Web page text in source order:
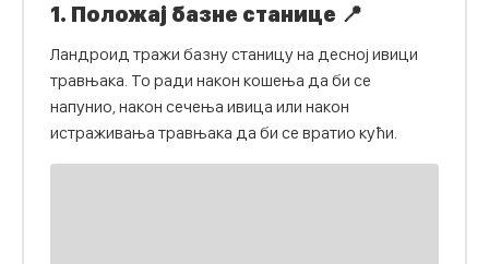
1. Положај базне станице 📍
Ландроид тражи базну станицу на десној ивици
травњака. То ради након кошења да би се
напунио, након сечења ивица или након
истраживања травњака да би се вратио кући.